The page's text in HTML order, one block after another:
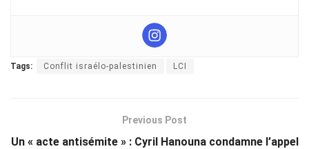
Tags: Conflit israélo-palestinien LCI
Previous Post
Un « acte antisémite » : Cyril Hanouna condamne l’appel